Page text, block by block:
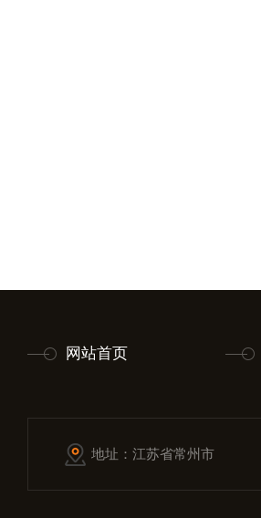
网站首页
地址：江苏省常州市